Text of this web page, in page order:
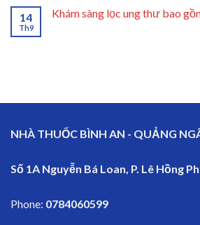
14
Th9
Khám sàng lọc ung thư bao
NHÀ THUỐC BÌNH AN - QUẢNG
Số 1A Nguyễn Bá Loan, P. Lê Hồng
Phone: 0784060599